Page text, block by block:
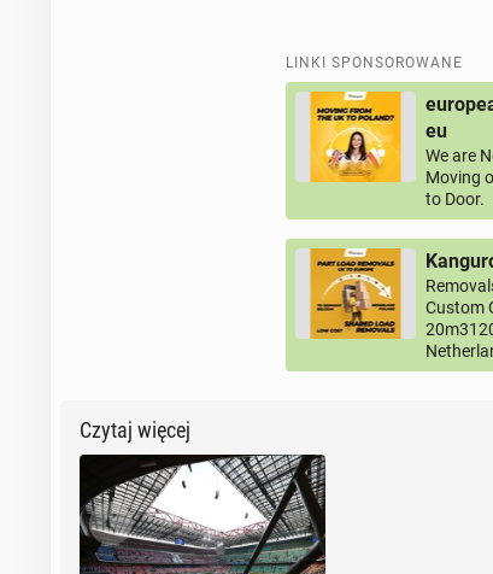
LINKI SPONSOROWANE
eu
We are
Moving
to Door.
Custom
Czytaj więcej